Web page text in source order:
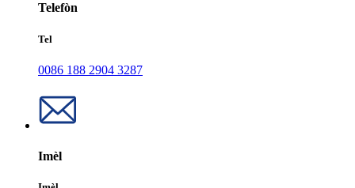
Telefòn
Tel
0086 188 2904 3287
Imèl